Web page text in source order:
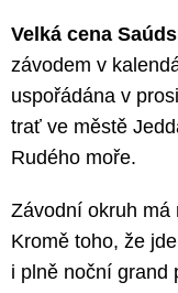
Velká cena
závodem v
uspořádána v
trať ve městě
Rudého moře.
Závodní okruh má
Kromě toho, že
i plně noční grand